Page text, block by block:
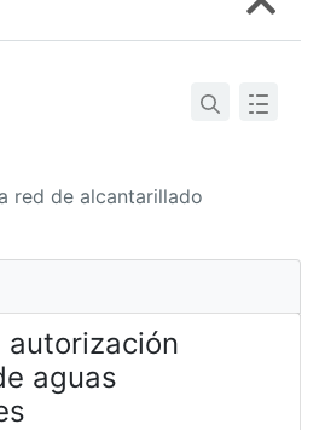
red de alcantarillado
autorización
aguas